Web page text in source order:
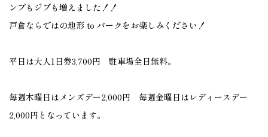
ンプもジブも増えました！！
戸倉ならではの地形 to パークをお楽しみください！
平日は大人1日券3,700円 駐車場全日無料。
毎週木曜日はメンズデー2,000円 毎週金曜日はレディースデー
2,000円となっています。